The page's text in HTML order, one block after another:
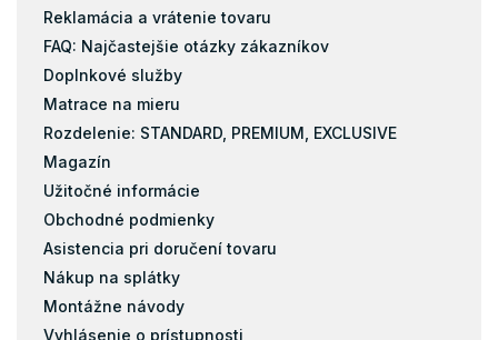
Reklamácia a vrátenie tovaru
FAQ: Najčastejšie otázky zákazníkov
Doplnkové služby
Matrace na mieru
Rozdelenie: STANDARD, PREMIUM, EXCLUSIVE
Magazín
Užitočné informácie
Obchodné podmienky
Asistencia pri doručení tovaru
Nákup na splátky
Montážne návody
Vyhlásenie o prístupnosti